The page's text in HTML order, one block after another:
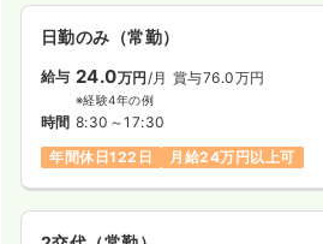
日勤のみ（常勤）
給与 24.0万円 /月 賞与76.0万円
※経験4年の例
時間 8:30～17:30
年間休日122日
月給24万円以上可